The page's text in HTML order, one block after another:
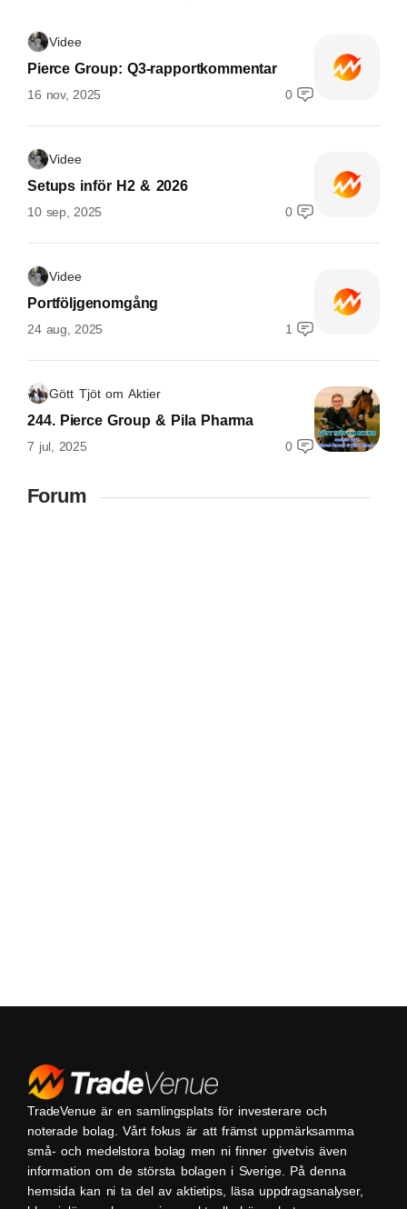
Videe
Pierce Group: Q3-rapportkommentar
16 nov, 2025 0
Videe
Setups inför H2 & 2026
10 sep, 2025 0
Videe
Portföljgenomgång
24 aug, 2025 1
Gött Tjöt om Aktier
244. Pierce Group & Pila Pharma
7 jul, 2025 0
Forum
TradeVenue är en samlingsplats för investerare och
noterade bolag. Vårt fokus är att främst uppmärksamma
små- och medelstora bolag men ni finner givetvis även
information om de största bolagen i Sverige. På denna
hemsida kan ni ta del av aktietips, läsa uppdragsanalyser,